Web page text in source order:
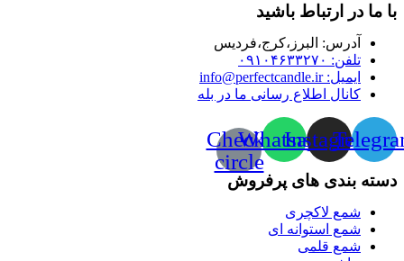
با ما در ارتباط باشید
آدرس:‌ البرز،کرج،فردیس
تلفن: ۰۹۱۰۴۶۳۳۲۷۰
ایمیل: info@perfectcandle.ir
کانال اطلاع رسانی ما در بله
Instagram
Whatsapp
Check-
circle
دسته بندی های پرفروش
شمع لاکچری
شمع استوانه ای
شمع قلمی